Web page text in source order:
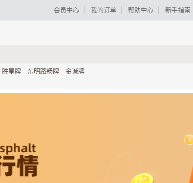
会员中心 我的订单 帮助中心 新手指南
胜星牌 东明路畅牌
金诚牌